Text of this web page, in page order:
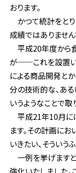
おります。
かつて統計をと
成績ではありませ
平成20年度から
が──これを設置い
による商品開発と
分の技術的な、あ
いうようなことで
平成21年10月に
ます。その計画に
いきたい、そういう
一例を挙げます